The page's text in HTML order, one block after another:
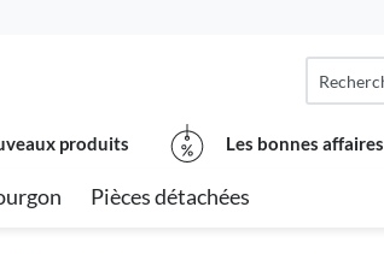
produits Les bonnes affaires
Pièces détachées